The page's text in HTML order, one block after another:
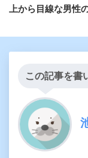
上から目線な男性
この記事を書